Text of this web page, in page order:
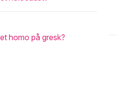
homo på gresk?